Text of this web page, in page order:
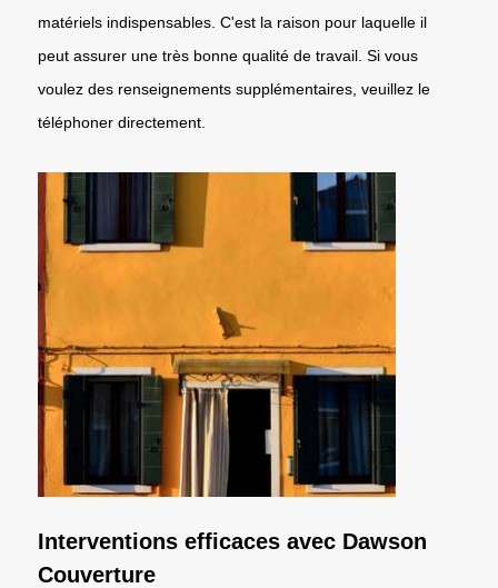
matériels indispensables. C'est la raison pour laquelle il
peut assurer une très bonne qualité de travail. Si vous
voulez des renseignements supplémentaires, veuillez le
téléphoner directement.
Interventions efficaces avec Dawson
Couverture